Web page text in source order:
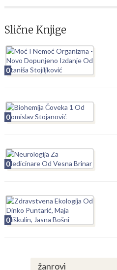
Slične Knjige
0
0
0
0
žanrovi